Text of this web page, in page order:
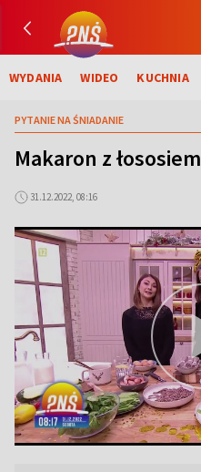
WYDANIA WIDEO KUCHNIA
PYTANIE NA ŚNIADANIE
Makaron z łososiem
31.12.2022, 08:16